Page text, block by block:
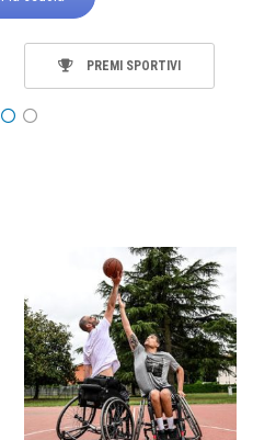
PREMI SPORTIVI